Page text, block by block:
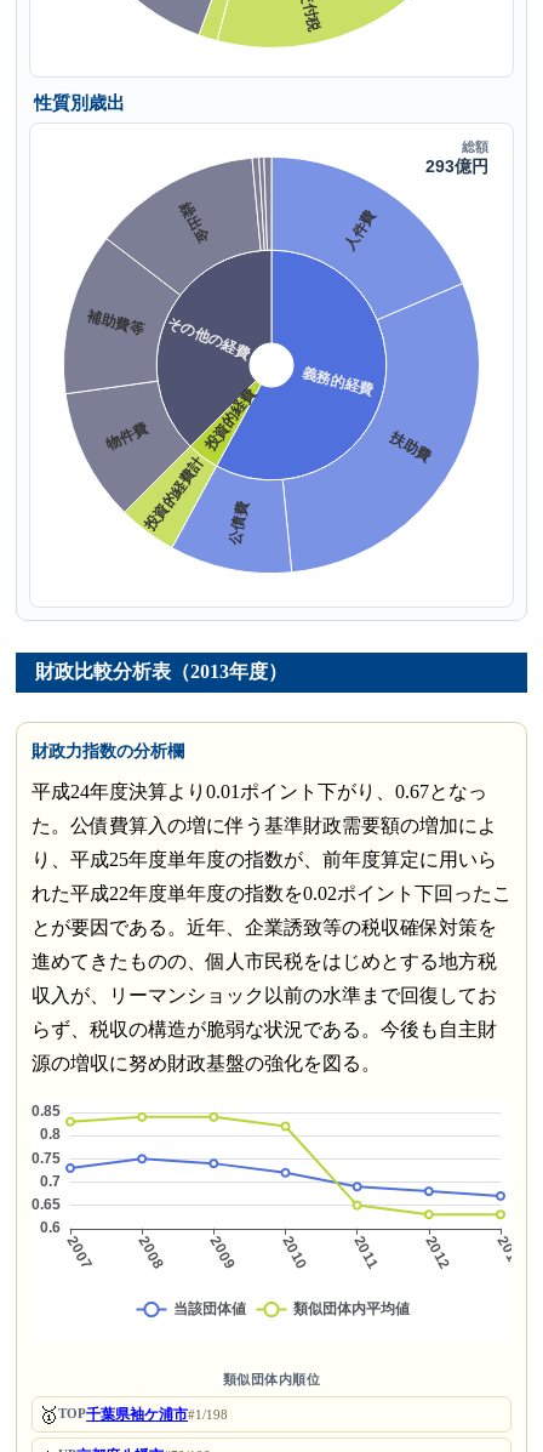
性質別歳出
財政比較分析表（2013年度）
財政力指数の分析欄
平成24年度決算より0.01ポイント下がり、0.67となっ
た。公債費算入の増に伴う基準財政需要額の増加によ
り、平成25年度単年度の指数が、前年度算定に用いら
れた平成22年度単年度の指数を0.02ポイント下回ったこ
とが要因である。近年、企業誘致等の税収確保対策を
進めてきたものの、個人市民税をはじめとする地方税
収入が、リーマンショック以前の水準まで回復してお
らず、税収の構造が脆弱な状況である。今後も自主財
源の増収に努め財政基盤の強化を図る。
類似団体内順位
🥇TOP千葉県袖ケ浦市#1/198